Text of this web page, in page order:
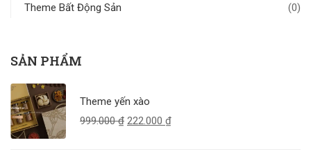
Theme Bất Động Sản
(0)
SẢN PHẨM
Theme yến xào
999.000₫ 222.000 ₫